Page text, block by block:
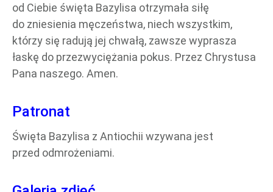
od Ciebie święta Bazylisa otrzymała siłę
do zniesienia męczeństwa, niech wszystkim,
którzy się radują jej chwałą, zawsze wyprasza
łaskę do przezwyciężania pokus. Przez Chrystusa
Pana naszego. Amen.
Patronat
Święta Bazylisa z Antiochii wzywana jest
przed odmrożeniami.